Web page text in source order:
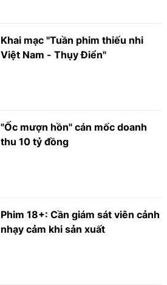
Khai mạc "Tuần phim thiếu nhi
Việt Nam - Thụy Điển"
"Ốc mượn hồn" cán mốc doanh
thu 10 tỷ đồng
Phim 18+: Cần giám sát viên cảnh
nhạy cảm khi sản xuất